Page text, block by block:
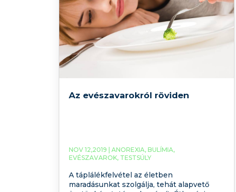
Az evészavarokról röviden
NOV 12,2019 | ANOREXIA, BULÍMIA,
EVÉSZAVAROK, TESTSÚLY
A táplálékfelvétel az életben
maradásunkat szolgálja, tehát alapvető